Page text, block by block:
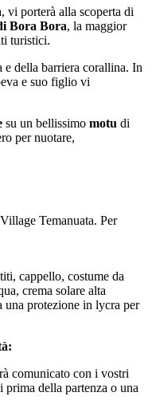
vi porterà alla scoperta di
Bora Bora, la maggior
turistici.
e della barriera corallina. In
e suo figlio vi
su un bellissimo motu di
per nuotare,
Temanuata. Per
cappello, costume da
crema solare alta
una protezione in lycra per
comunicato con i vostri
della partenza o una